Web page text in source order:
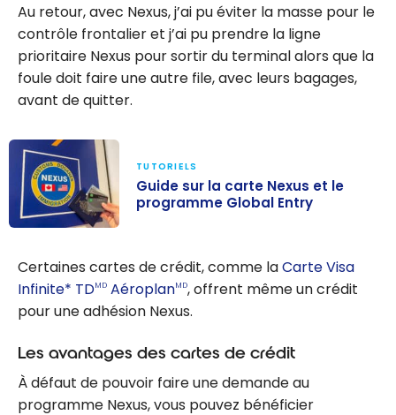
Au retour, avec Nexus, j’ai pu éviter la masse pour le
contrôle frontalier et j’ai pu prendre la ligne
prioritaire Nexus pour sortir du terminal alors que la
foule doit faire une autre file, avec leurs bagages,
avant de quitter.
carte Nexus et
le programme
Global Entry
TUTORIELS
Guide sur la carte Nexus et le
programme Global Entry
Certaines cartes de crédit, comme laCarte Visa
Infinite* TDMD AéroplanMD, offrent même un crédit
pour une adhésion Nexus.
Les avantages des cartes de crédit
À défaut de pouvoir faire une demande au
programme Nexus, vous pouvez bénéficier